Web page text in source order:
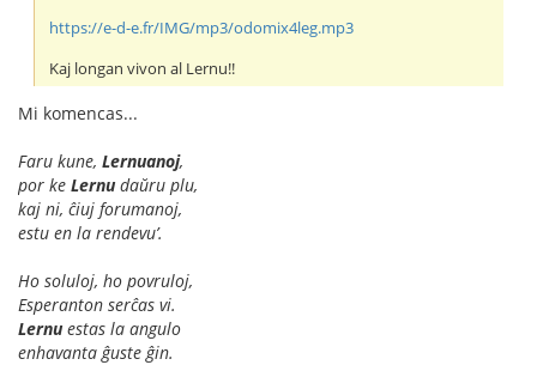
https://e-d-e.fr/IMG/mp3/odomix4leg.mp3
Kaj longan vivon al Lernu!!
Mi komencas...
Faru kune, Lernuanoj,
por ke Lernudaŭru plu,
kaj ni, ĉiuj forumanoj,
estu en la rendevu’.
Ho soluloj, ho povruloj,
Esperanton serĉas vi.
Lernuestas la angulo
enhavanta ĝuste ĝin.